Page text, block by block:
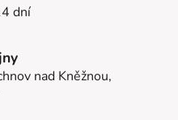
dní
nad Kněžnou,